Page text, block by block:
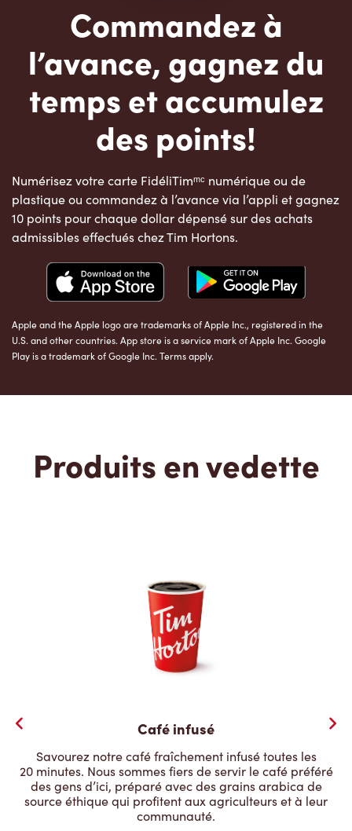
Commandez à
l’avance, gagnez du
temps et accumulez
des points!
Numérisez votre carte FidéliTimᵐᶜ numérique ou de
plastique ou commandez à l’avance via l’appli et gagnez
10 points pour chaque dollar dépensé sur des achats
admissibles effectués chez Tim Hortons.
Apple and the Apple logo are trademarks of Apple Inc., registered in the
U.S. and other countries. App store is a service mark of Apple Inc. Google
Play is a trademark of Google Inc. Terms apply.
Produits en vedette
Café infusé
Savourez notre café fraîchement infusé toutes les
20 minutes. Nous sommes fiers de servir le café préféré
des gens d’ici, préparé avec des grains arabica de
source éthique qui profitent aux agriculteurs et à leur
communauté.